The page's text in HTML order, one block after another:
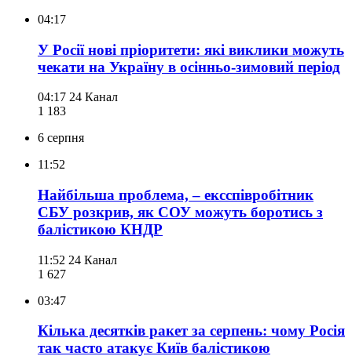
04:17
У Росії нові пріоритети: які виклики можуть
чекати на Україну в осінньо-зимовий період
04:17 24 Канал
1 183
6 серпня
11:52
Найбільша проблема, – ексспівробітник
СБУ розкрив, як СОУ можуть боротись з
балістикою КНДР
11:52 24 Канал
1 627
03:47
Кілька десятків ракет за серпень: чому Росія
так часто атакує Київ балістикою